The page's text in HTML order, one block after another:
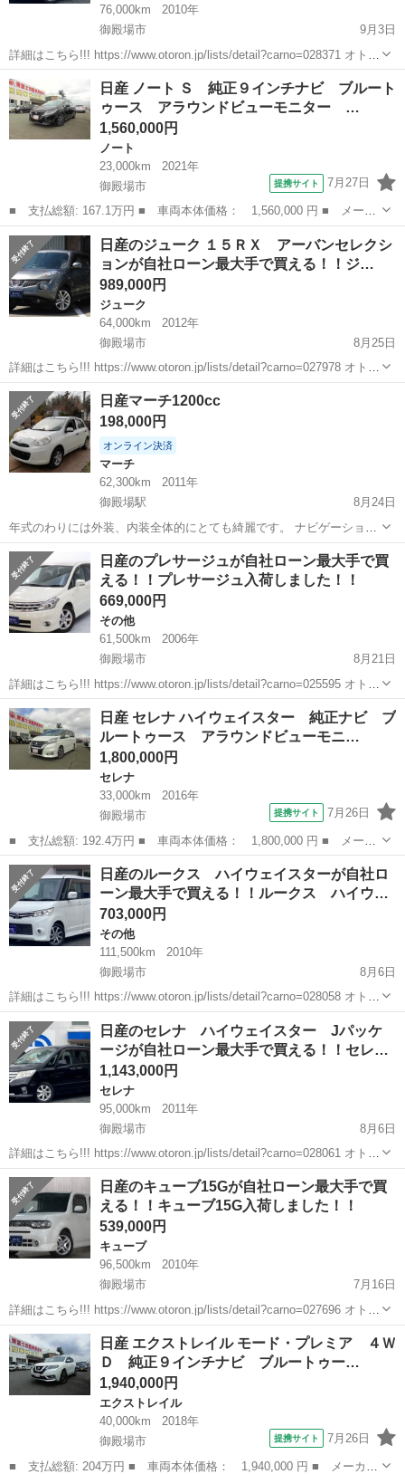
76,000km
2010年
御殿場市
9月3日
詳細はこちら!!! https://www.otoron.jp/lists/detail?carno=028371 オトロ
ンの自社ローンは金利無し！！！ 他社で断られた方でも、自己破産、
債務整理、ローンブラック...
静岡 御殿場市 ノート
日産 ノート Ｓ 純正９インチナビ ブルート
ゥース アラウンドビューモニター …
1,560,000円
ノート
23,000km
2021年
御殿場市
提携サイト 7月27日
■ 支払総額: 167.1万円 ■ 車両本体価格： 1,560,000 円 ■ メーカ
ー名： 日産 ■ 車種名： ノート ■ グレード名： Ｓ 純正９イ
ンチナビ ブルートゥース アラウンドビューモニター 衝突被害軽
減ブレー...
静岡 御殿場市
日産のジューク １５ＲＸ アーバンセレクシ
ョンが自社ローン最大手で買える！！ジ…
989,000円
ジューク
64,000km
2012年
御殿場市
8月25日
詳細はこちら!!! https://www.otoron.jp/lists/detail?carno=027978 オトロ
ンの自社ローンは金利無し！！！ 他社で断られた方でも、自己破産、
債務整理、ローンブラック...
静岡 御殿場市 ジューク オトロン
日産マーチ1200cc
198,000円
オンライン決済
マーチ
62,300km
2011年
御殿場駅
8月24日
年式のわりには外装、内装全体的にとても綺麗です。 ナビゲーショ
ン、地デジ見れます。 現在冬用スタッドレスタイヤです。夏タイヤご
相談に応じます。エアコン冷えます。人気色パールホワイトで室内は
ブラックです。車検も別途ご相談応じます。
静岡 御殿場市 御殿場駅 日産マーチ
日産のプレサージュが自社ローン最大手で買
える！！プレサージュ入荷しました！！
669,000円
その他
61,500km
2006年
御殿場市
8月21日
詳細はこちら!!! https://www.otoron.jp/lists/detail?carno=025595 オトロ
ンの自社ローンは金利無し！！！ 他社で断られた方でも、自己破産、
債務整理、ローンブラック...
静岡 御殿場市 その他 プレサージュ
日産 セレナ ハイウェイスター 純正ナビ ブ
ルートゥース アラウンドビューモニ…
1,800,000円
セレナ
33,000km
2016年
御殿場市
提携サイト 7月26日
■ 支払総額: 192.4万円 ■ 車両本体価格： 1,800,000 円 ■ メーカ
ー名： 日産 ■ 車種名： セレナ ■ グレード名： ハイウェイス
ター 純正ナビ ブルートゥース アラウンドビューモニター プロ
パイロッ...
静岡 御殿場市
日産のルークス ハイウェイスターが自社ロ
ーン最大手で買える！！ルークス ハイウ…
703,000円
その他
111,500km
2010年
御殿場市
8月6日
詳細はこちら!!! https://www.otoron.jp/lists/detail?carno=028058 オトロ
ンの自社ローンは金利無し！！！ 他社で断られた方でも、自己破産、
債務整理、ローンブラック...
静岡 御殿場市
日産のセレナ ハイウェイスター Jパッケ
ージが自社ローン最大手で買える！！セレ…
1,143,000円
セレナ
95,000km
2011年
御殿場市
8月6日
詳細はこちら!!! https://www.otoron.jp/lists/detail?carno=028061 オトロ
ンの自社ローンは金利無し！！！ 他社で断られた方でも、自己破産、
債務整理、ローンブラック...
静岡 御殿場市 セレナ ハイウェイスター
日産のキューブ15Gが自社ローン最大手で買
える！！キューブ15G入荷しました！！
539,000円
キューブ
96,500km
2010年
御殿場市
7月16日
詳細はこちら!!! https://www.otoron.jp/lists/detail?carno=027696 オトロ
ンの自社ローンは金利無し！！！ 他社で断られた方でも、自己破産、
債務整理、ローンブラック...
静岡 御殿場市 キューブ オトロン
日産 エクストレイル モード・プレミア ４Ｗ
Ｄ 純正９インチナビ ブルートゥー…
1,940,000円
エクストレイル
40,000km
2018年
御殿場市
提携サイト 7月26日
■ 支払総額: 204万円 ■ 車両本体価格： 1,940,000 円 ■ メーカー